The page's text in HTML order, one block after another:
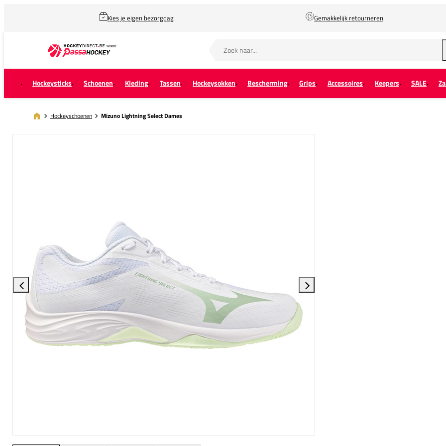
Kies je eigen bezorgdag Gemakkelijk retourneren
Hockeysticks Schoenen Kleding Tassen Hockeysokken Bescherming Grips Accessoires Keepers SALE
Hockeyschoenen Mizuno Lightning Select Dames